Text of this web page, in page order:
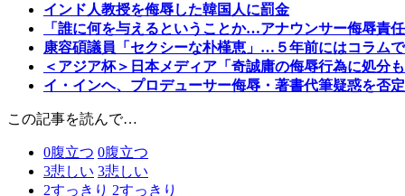
インド人教授を侮辱した韓国人に罰金
「誰に何を与えるということか…アナウンサー侮辱責任
康容碩議員「セクシーな朴槿恵」…５年前にはコラム
＜アジア杯＞日本メディア「奇誠庸の侮辱行為に処分も
イ・インヘ、プロデューサー侮辱・著書代筆疑惑を否定
この記事を読んで…
0腹立つ 0腹立つ
3悲しい 3悲しい
2すっきり 2すっきり